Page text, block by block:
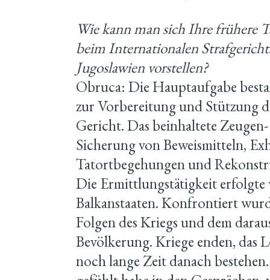
Wie kann man sich Ihre frühere
beim Internationalen
Jugoslawien vorstellen?
Obruca: Die Hauptaufgabe
zur Vorbereitung und Stützung
Gericht. Das beinhaltete
Sicherung von Beweismitteln,
Tatortbegehungen und
Die Ermittlungstätigkeit erfolgte
Balkanstaaten. Konfrontiert
Folgen des Kriegs und dem
Bevölkerung. Kriege enden, das
noch lange Zeit danach